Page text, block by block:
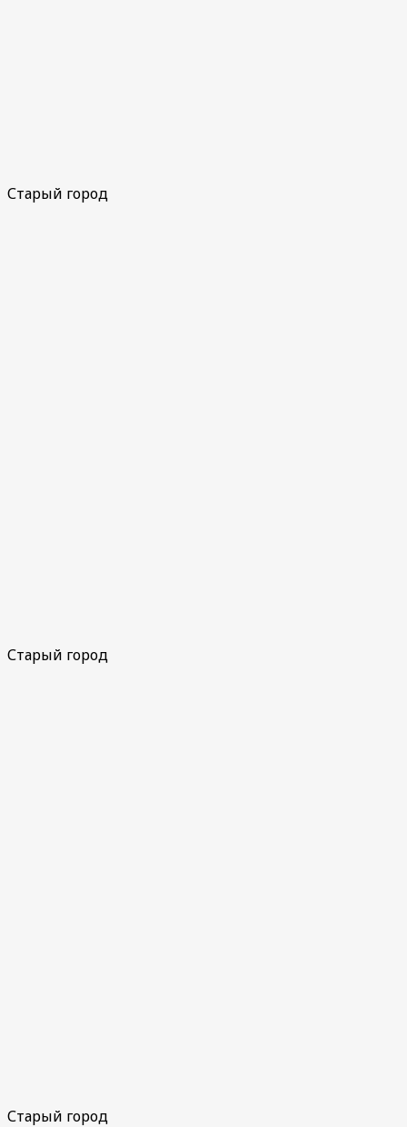
Старый город
Старый город
Старый город